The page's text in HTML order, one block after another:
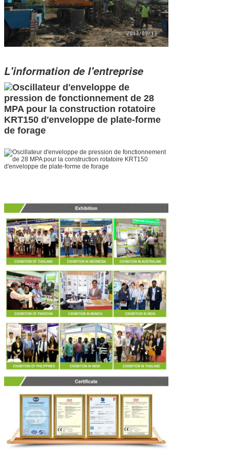
L'information de l'entreprise